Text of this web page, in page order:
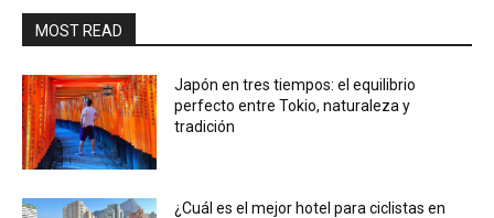
MOST READ
Japón en tres tiempos: el equilibrio
perfecto entre Tokio, naturaleza y
tradición
¿Cuál es el mejor hotel para ciclistas en